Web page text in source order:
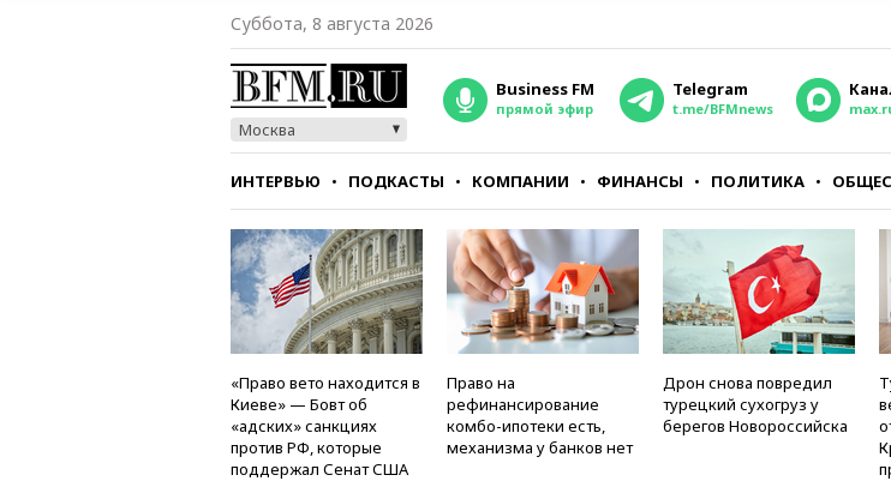
Суббота, 8 августа 2026
Москва
Business FM
прямой эфир
Telegram
t.me/BFMnews
ИНТЕРВЬЮ ПОДКАСТЫ КОМПАНИИ ФИНАНСЫ ПОЛИТИКА
СТИЛЬ ТЕСТЫ
«Право вето находится в
Киеве» — Бовт об
«адских» санкциях
против РФ, которые
поддержал Сенат США
Право на
рефинансирование
комбо-ипотеки есть,
механизма у банков нет
Дрон снова повредил
турецкий сухогруз у
берегов Новороссийска